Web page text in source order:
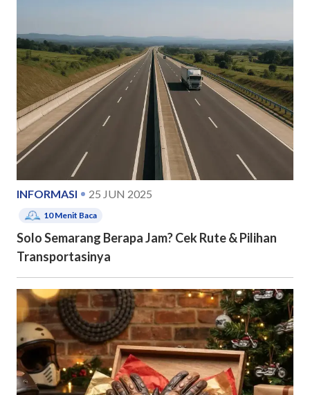
INFORMASI 25 JUN 2025
10Menit Baca
Solo Semarang Berapa Jam? Cek Rute & Pilihan
Transportasinya